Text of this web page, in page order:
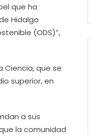
que ha
Hidalgo
(ODS)”,
Ciencia, que se
superior, en
a sus
la comunidad